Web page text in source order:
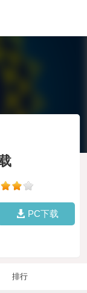
PC下载
排行